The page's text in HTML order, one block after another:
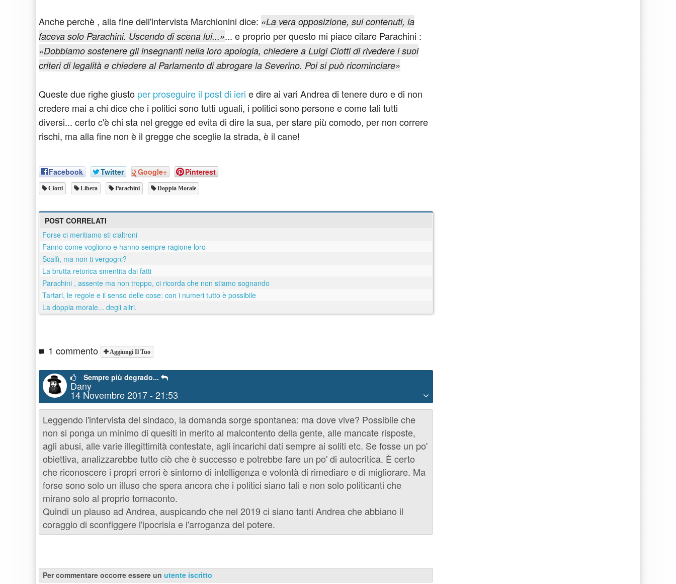
Anche perchè , alla fine dell'intervista Marchionini dice: «La vera opposizione, sui contenuti, la
faceva solo Parachini. Uscendo di scena lui...»... e proprio per questo mi piace citare Parachini :
«Dobbiamo sostenere gli insegnanti nella loro apologia, chiedere a Luigi Ciotti di rivedere i suoi
criteri di legalità e chiedere al Parlamento di abrogare la Severino. Poi si può ricominciare»
Queste due righe giusto per proseguire il post di ieri e dire ai vari Andrea di tenere duro e di non
credere mai a chi dice che i politici sono tutti uguali, i politici sono persone e come tali tutti
diversi... certo c'è chi sta nel gregge ed evita di dire la sua, per stare più comodo, per non correre
rischi, ma alla fine non è il gregge che sceglie la strada, è il cane!
Facebook Twitter Google+ Pinterest
Ciotti Libera Parachini Doppia Morale
POST CORRELATI
Forse ci meritiamo sti cialtroni
Fanno come vogliono e hanno sempre ragione loro
Scalfi, ma non ti vergogni?
La brutta retorica smentita dai fatti
Parachini , assente ma non troppo, ci ricorda che non stiamo sognando
Tartari, le regole e il senso delle cose: con i numeri tutto è possibile
La doppia morale... degli altri.
1 commento Aggiungi Il Tuo
Sempre più degrado...
Dany
14 Novembre 2017 - 21:53
Leggendo l'intervista del sindaco, la domanda sorge spontanea: ma dove vive? Possibile che
non si ponga un minimo di quesiti in merito al malcontento della gente, alle mancate risposte,
agli abusi, alle varie illegittimità contestate, agli incarichi dati sempre ai soliti etc. Se fosse un po'
obiettiva, analizzarebbe tutto ciò che è successo e potrebbe fare un po' di autocritica. È certo
che riconoscere i propri errori è sintomo di intelligenza e volontà di rimediare e di migliorare. Ma
forse sono solo un illuso che spera ancora che i politici siano tali e non solo politicanti che
mirano solo al proprio tornaconto.
Quindi un plauso ad Andrea, auspicando che nel 2019 ci siano tanti Andrea che abbiano il
coraggio di sconfiggere l'ipocrisia e l'arroganza del potere.
Per commentare occorre essere un utente iscritto